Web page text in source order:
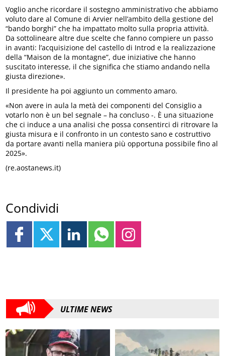
Voglio anche ricordare il sostegno amministrativo che abbiamo
voluto dare al Comune di Arvier nell’ambito della gestione del
“bando borghi” che ha impattato molto sulla propria attività.
Da sottolineare altre due scelte che fanno compiere un passo
in avanti: l’acquisizione del castello di Introd e la realizzazione
della “Maison de la montagne”, due iniziative che hanno
suscitato interesse, il che significa che stiamo andando nella
giusta direzione».
Il presidente ha poi aggiunto un commento amaro.
«Non avere in aula la metà dei componenti del Consiglio a
votarlo non è un bel segnale – ha concluso -. È una situazione
che ci induce a una analisi che possa consentirci di ritrovare la
giusta misura e il confronto in un contesto sano e costruttivo
da portare avanti nella maniera più opportuna possibile fino al
2025».
(re.aostanews.it)
Condividi
ULTIME NEWS